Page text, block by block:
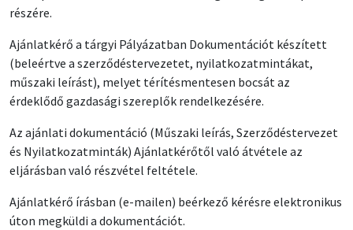
részére.
Ajánlatkérő a tárgyi Pályázatban Dokumentációt készített
(beleértve a szerződéstervezetet, nyilatkozatmintákat,
műszaki leírást), melyet térítésmentesen bocsát az
érdeklődő gazdasági szereplők rendelkezésére.
Az ajánlati dokumentáció (Műszaki leírás, Szerződéstervezet
és Nyilatkozatminták) Ajánlatkérőtől való átvétele az
eljárásban való részvétel feltétele.
Ajánlatkérő írásban (e-mailen) beérkező kérésre elektronikus
úton megküldi a dokumentációt.